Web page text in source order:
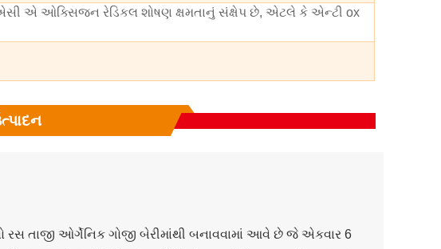
એ ઓક્સિજન રેડિકલ શોષણ ક્ષમતાનું સંક્ષેપ છે, એટલે કે એન્ટી ox
રસ તાજી ઓર્ગેનિક ગોજી બેરીમાંથી બનાવવામાં આવે છે જે એકવાર 6